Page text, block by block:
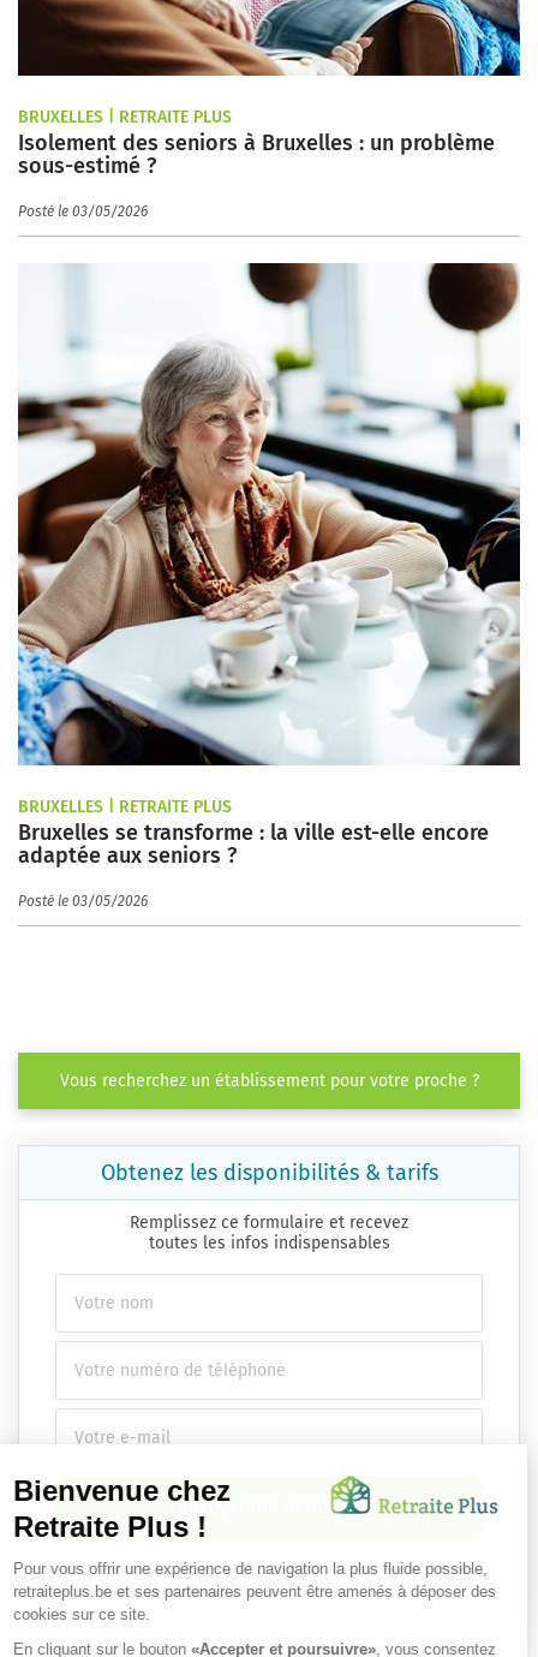
BRUXELLES | RETRAITE PLUS
Isolement des seniors à Bruxelles : un problème
sous-estimé ?
Posté le 03/05/2026
BRUXELLES | RETRAITE PLUS
Bruxelles se transforme : la ville est-elle encore
adaptée aux seniors ?
Posté le 03/05/2026
Vous recherchez un établissement pour votre proche ?
Obtenez les disponibilités & tarifs
Remplissez ce formulaire et recevez
toutes les infos indispensables
Envoyer ma demande
Nous vous infsdgsormons de l'existence de la liste d'opposition
au démarchage téléphonique.